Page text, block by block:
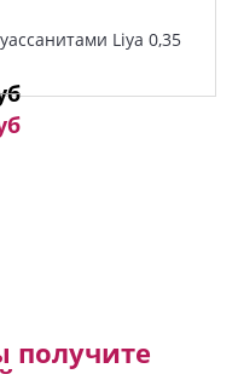
Liya 0,35
получите